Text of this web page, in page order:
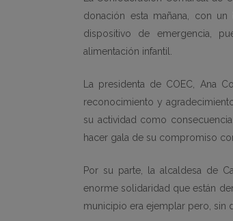
donación esta mañana, con
dispositivo de emergencia,
alimentación infantil.
La presidenta de COEC, Ana
reconocimiento y
su actividad como
hacer gala de su compromiso
Por su parte, la alcaldesa de
enorme solidaridad que están
municipio era ejemplar pero, sin